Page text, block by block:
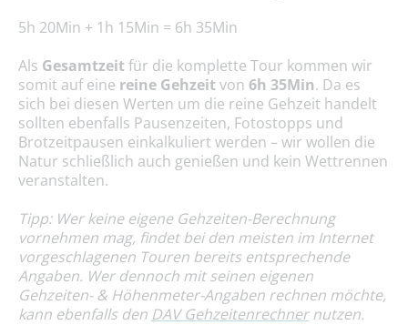
5h 20Min + 1h 15Min = 6h 35Min
Als Gesamtzeitfür die komplette Tour kommen wir
somit auf eine reine Gehzeitvon 6h 35Min. Da es
sich bei diesen Werten um die reine Gehzeit handelt
sollten ebenfalls Pausenzeiten, Fotostopps und
Brotzeitpausen einkalkuliert werden – wir wollen die
Natur schließlich auch genießen und kein Wettrennen
veranstalten.
Tipp: Wer keine eigene Gehzeiten-Berechnung
vornehmen mag, findet bei den meisten im Internet
vorgeschlagenen Touren bereits entsprechende
Angaben. Wer dennoch mit seinen eigenen
Gehzeiten- & Höhenmeter-Angaben rechnen möchte,
kann ebenfalls den DAV Gehzeitenrechnernutzen.